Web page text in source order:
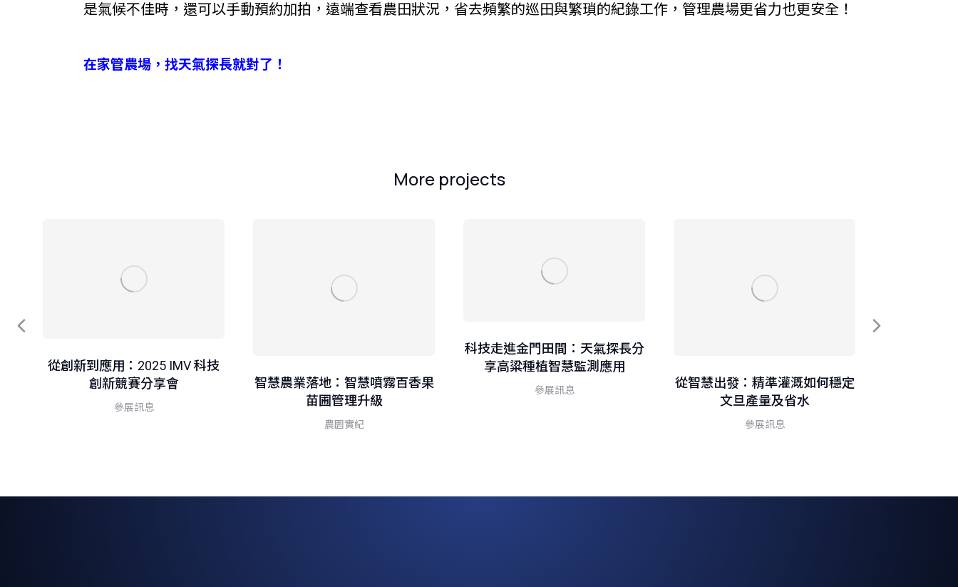
是氣候不佳時，還可以手動預約加拍，遠端查看農田狀況，省去頻繁的巡田與繁瑣的紀錄工作，管理農場更省力也更安全！
在家管農場，找天氣探長就對了！
More projects
從創新到應用：2025 IMV 科技
創新競賽分享會
參展訊息
智慧農業落地：智慧噴霧百香果
苗圃管理升級
農園實紀
科技走進金門田間：天氣探長分
享高粱種植智慧監測應用
參展訊息
從智慧出發：精準灌溉如何穩定
文旦產量及省水
參展訊息